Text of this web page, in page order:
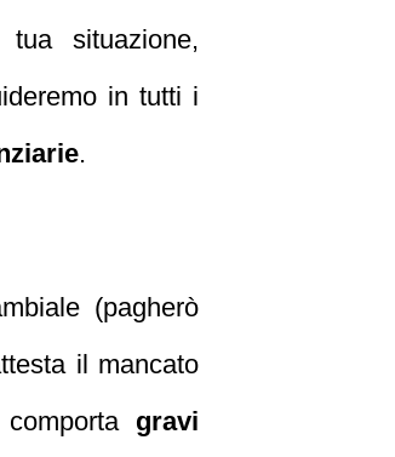
situazione,
in tutti i
.
(pagherò
il mancato
gravi